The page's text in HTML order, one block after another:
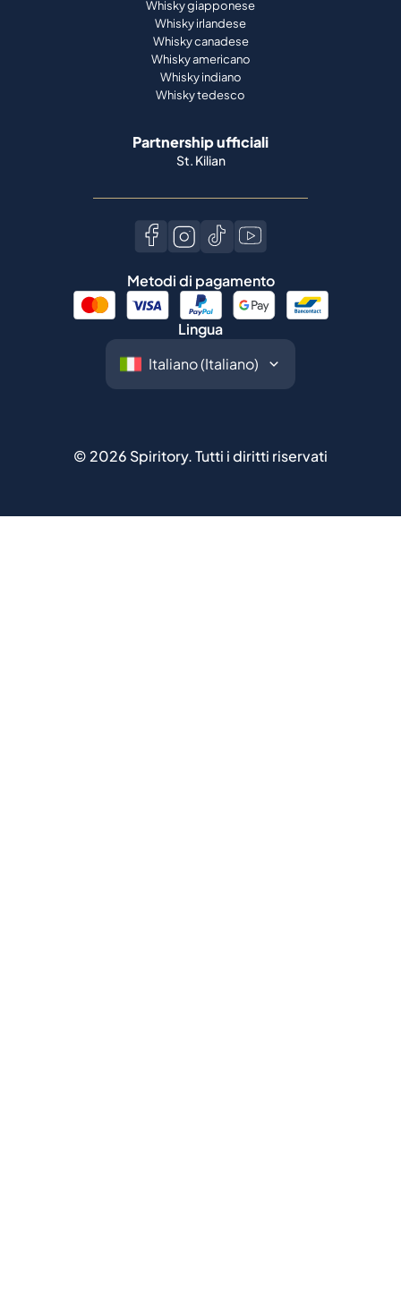
Whisky giapponese
Whisky irlandese
Whisky canadese
Whisky americano
Whisky indiano
Whisky tedesco
Partnership ufficiali
St. Kilian
Metodi di pagamento
Lingua
© 2026 Spiritory.Tutti i diritti riservati